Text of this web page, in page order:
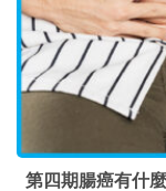
第四期腸癌有什